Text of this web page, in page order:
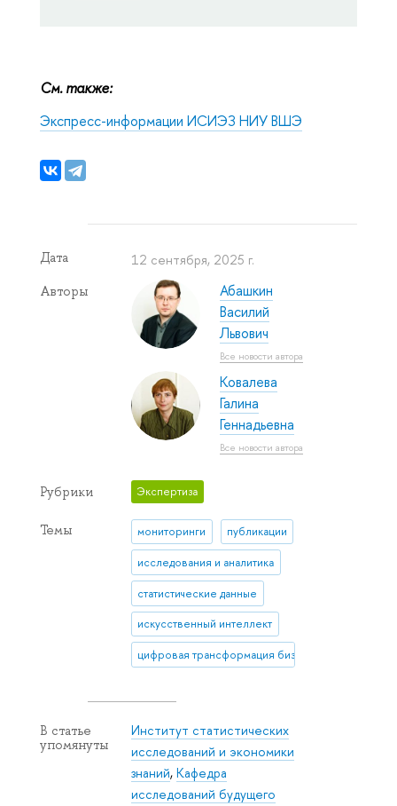
См. также:
Экспресс-информации ИСИЭЗ НИУ ВШЭ
Дата 12 сентября, 2025 г.
Авторы
Абашкин
Василий
Львович
Все новости автора
Ковалева
Галина
Геннадьевна
Все новости автора
Рубрики Экспертиза
Темы мониторинги публикации
исследования и аналитика
статистические данные
искусственный интеллект
цифровая трансформация бизнеса
В статье
упомянуты
Институт статистических
исследований и экономики
знаний,Кафедра
исследований будущего